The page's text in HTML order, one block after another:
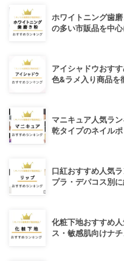
ホワイトニング歯
の多い市販品を中
アイシャドウおす
色&ラメ入り商品を
マニキュア人気ラ
乾タイプのネイルポ
口紅おすすめ人気
プラ・デパコス別に
化粧下地おすすめ
ス・敏感肌向けナ